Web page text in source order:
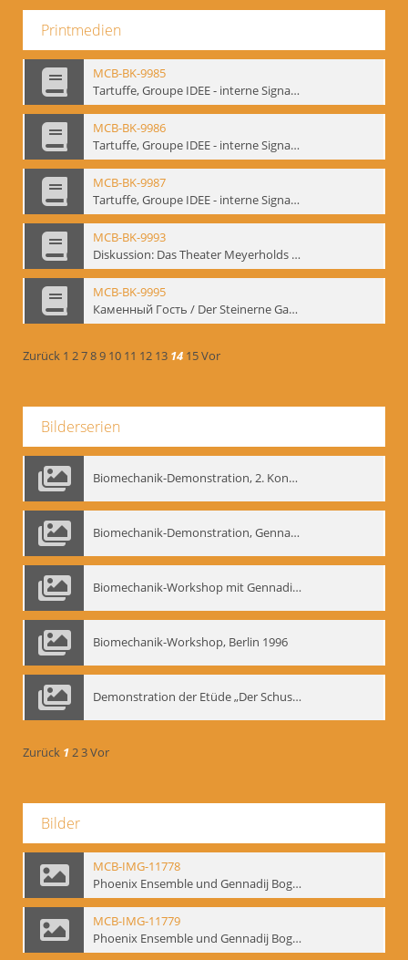
Printmedien
MCB-BK-9985
Tartuffe, Groupe IDEE - interne Signatur: BM-prt-192
MCB-BK-9986
Tartuffe, Groupe IDEE - interne Signatur: BM-prt-193
MCB-BK-9987
Tartuffe, Groupe IDEE - interne Signatur: BM-prt-194
MCB-BK-9993
Diskussion: Das Theater Meyerholds und die Biomechanik, 18.09.1995 - interne Signatur: BM-prt-200
MCB-BK-9995
Каменный Гость / Der Steinerne Gast - interne Signatur: BM-prt-202
Zurück 1 2789 10 11 12 13 14 15Vor
Bilderserien
Biomechanik-Demonstration, 2. Kongress der EMF, Mai 1995
Biomechanik-Demonstration, Gennadij Bogdanow im Berliner Ensemble, 04.10.1991
Biomechanik-Workshop mit Gennadij Nikolajewitsch Bogdanow im Mime Centrum Berlin, 1991
Biomechanik-Workshop, Berlin 1996
Demonstration der Etüde „Der Schuss mit dem Bogen“ durch Gennadij Nikolajewitsch Bogdanow, Berlin 1991
Zurück 123Vor
Bilder
MCB-IMG-11778
Phoenix Ensemble und Gennadij Bogdanow; BM-img-105-4
MCB-IMG-11779
Phoenix Ensemble und Gennadij Bogdanow; BM-img-105-5